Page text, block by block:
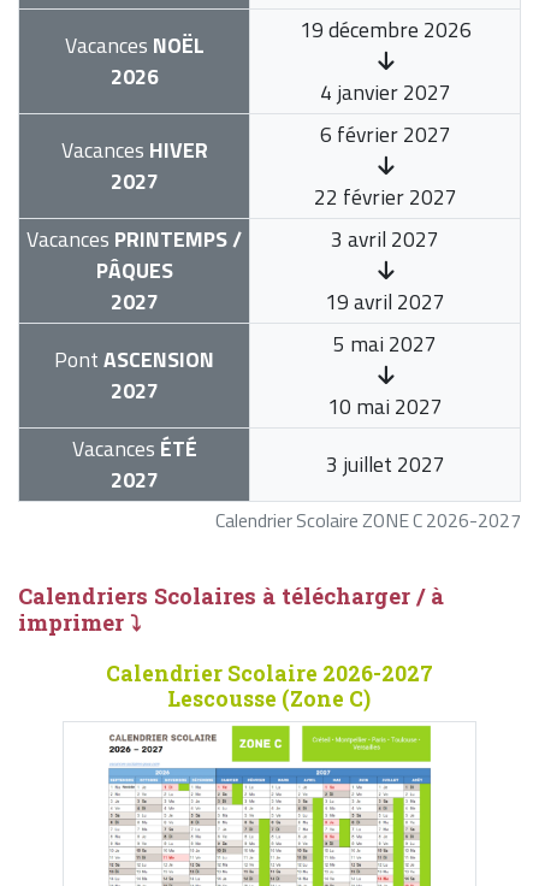
Calendrier Scolaire ZONE C 2026-2027
Vacances NOËL
2026
19 décembre 2026
4 janvier 2027
Vacances HIVER
2027
6 février 2027
22 février 2027
Vacances PRINTEMPS /
PÂQUES
2027
3 avril 2027
19 avril 2027
PontASCENSION
2027
5 mai 2027
10 mai 2027
Vacances ÉTÉ
2027
3 juillet 2027
Calendriers Scolaires à télécharger / à
imprimer ⤵
Calendrier Scolaire 2026-2027
Lescousse (Zone C)